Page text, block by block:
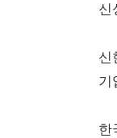
신
신
기
한